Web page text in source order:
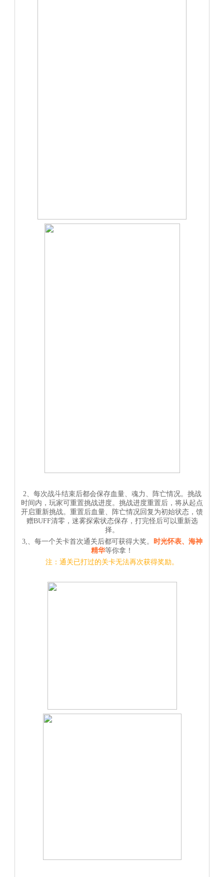
2、每次战斗结束后都会保存血量、魂力、阵亡情况。挑战
时间内，玩家可重置挑战进度。挑战进度重置后，将从起点
开启重新挑战。重置后血量、阵亡情况回复为初始状态，馈
赠BUFF清零，迷雾探索状态保存，打完怪后可以重新选
择。
3,、每一个关卡首次通关后都可获得大奖。 时光怀表、海神
精华等你拿！
注：通关已打过的关卡无法再次获得奖励。